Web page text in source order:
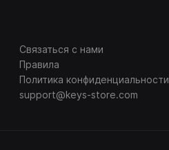
Связаться с нами
Правила
Политика конфиденциальности
support@keys-store.com